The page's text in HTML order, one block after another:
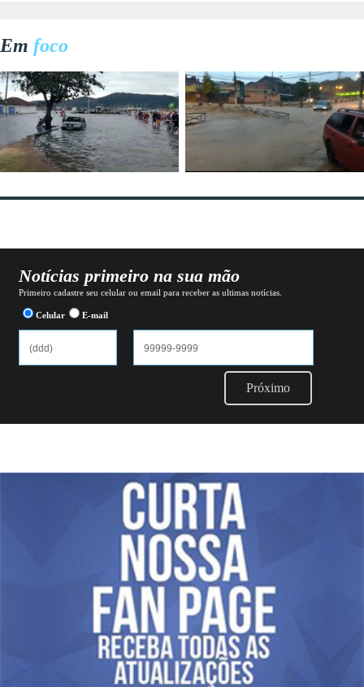
Em foco
Notícias primeiro na sua mão
Primeiro cadastre seu celular ou email para receber as ultimas notícias.
Celular E-mail
Próximo